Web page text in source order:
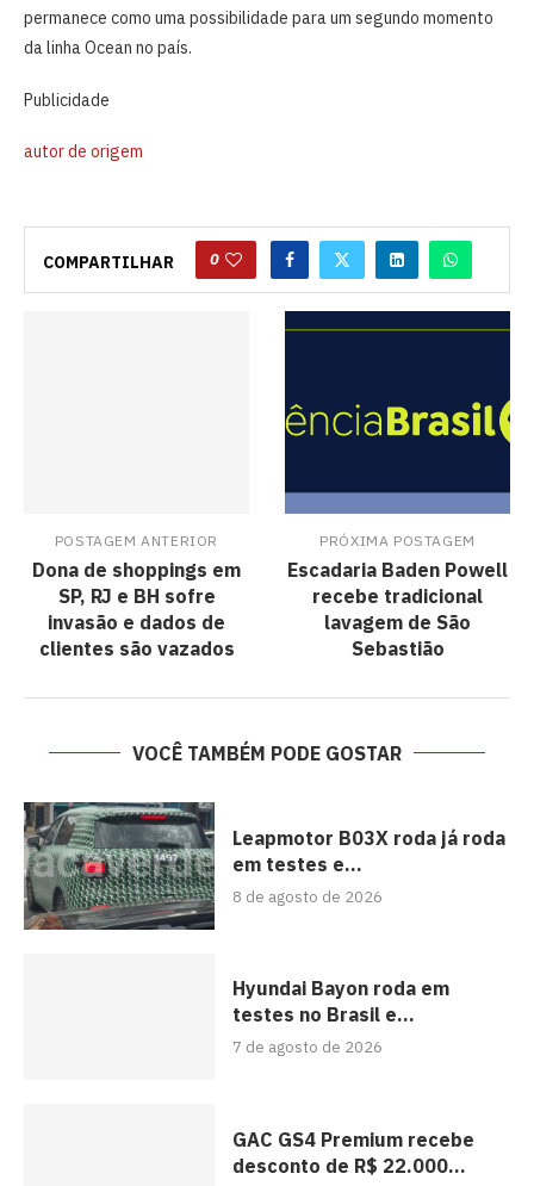
permanece como uma possibilidade para um segundo momento
da linha Ocean no país.
Publicidade
autor de origem
COMPARTILHAR 0
POSTAGEM ANTERIOR
Dona de shoppings em
SP, RJ e BH sofre
invasão e dados de
clientes são vazados
PRÓXIMA POSTAGEM
Escadaria Baden Powell
recebe tradicional
lavagem de São
Sebastião
VOCÊ TAMBÉM PODE GOSTAR
Leapmotor B03X roda já roda
em testes e...
8 de agosto de 2026
Hyundai Bayon roda em
testes no Brasil e...
7 de agosto de 2026
GAC GS4 Premium recebe
desconto de R$ 22.000...